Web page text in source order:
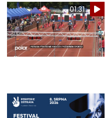
01:31